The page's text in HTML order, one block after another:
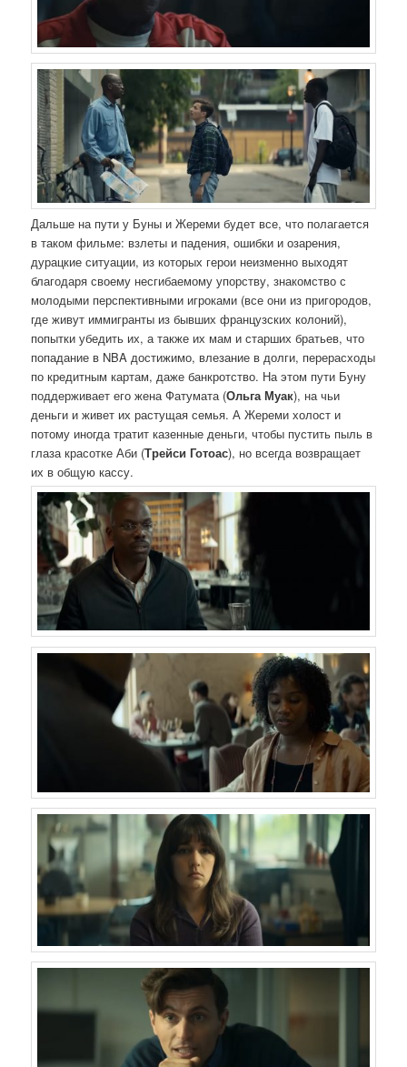
Дальше на пути у Буны и Жереми будет все, что полагается
в таком фильме: взлеты и падения, ошибки и озарения,
дурацкие ситуации, из которых герои неизменно выходят
благодаря своему несгибаемому упорству, знакомство с
молодыми перспективными игроками (все они из пригородов,
где живут иммигранты из бывших французских колоний),
попытки убедить их, а также их мам и старших братьев, что
попадание в NBA достижимо, влезание в долги, перерасходы
по кредитным картам, даже банкротство. На этом пути Буну
поддерживает его жена Фатумата (Ольга Муак), на чьи
деньги и живет их растущая семья. А Жереми холост и
потому иногда тратит казенные деньги, чтобы пустить пыль в
глаза красотке Аби (Трейси Готоас), но всегда возвращает
их в общую кассу.